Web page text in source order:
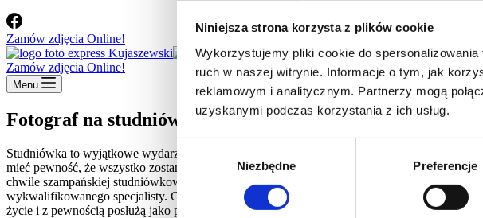
Niniejsza strona korzysta z plików cookie
Wykorzystujemy pliki cookie do
ruch w naszej witrynie. Informacje o tym, jak
reklamowym i analitycznym. Partnerzy mogą
uzyskanymi podczas korzystania z ich usług.
zgody
Niezbędne Preferencje
Zamów zdjęcia Online!
Zamów zdjęcia Online!
Menu
Fotograf na studniówkę
Studniówka to wyjątkowe wydarzenie w życiu każdego nastolatka. Planowanie tej imprezy
mieć pewność, że wszystko zostanie dopięte przed czasem na ostatni guzik. Jedną z
chwile szampańskiej studniówkowej zabawy. Pomimo tego, że prawie każdy dysponuje
wykwalifikowanego specjalisty. Chyba nikt nie chciałby zobaczyć swoich rozmazanych
życie i z pewnością posłużą jako podstawa sentymentalnych wspomnień po wielu latach na